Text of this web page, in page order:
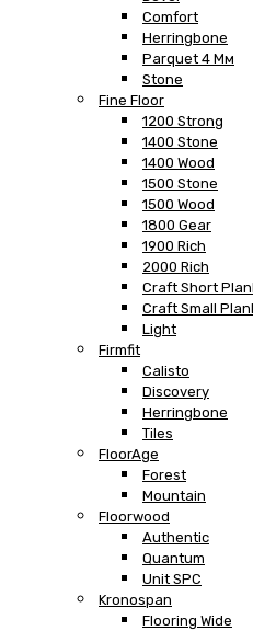
Comfort
Herringbone
Parquet 4 Мм
Stone
Fine Floor
1200 Strong
1400 Stone
1400 Wood
1500 Stone
1500 Wood
1800 Gear
1900 Rich
2000 Rich
Craft Short
Craft Small
Light
Firmfit
Calisto
Discovery
Herringbone
Tiles
FloorAge
Forest
Mountain
Floorwood
Authentic
Quantum
Unit SPC
Kronospan
Flooring Wide